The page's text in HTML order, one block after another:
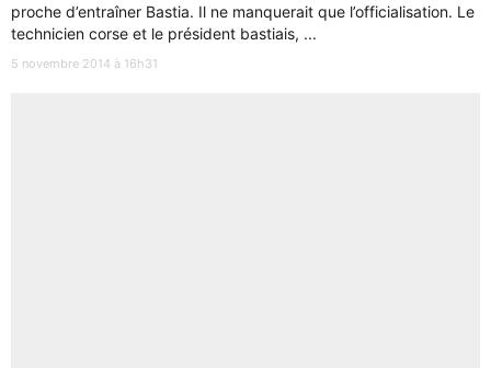
proche d’entraîner Bastia. Il ne manquerait que l’officialisation. Le
technicien corse et le président bastiais, ...
5 novembre 2014 à 16h31